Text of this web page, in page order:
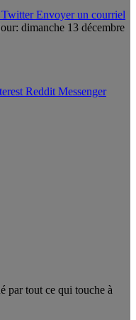
Twitter Envoyer un courriel
dimanche 13 décembre
Reddit Messenger
par tout ce qui touche à